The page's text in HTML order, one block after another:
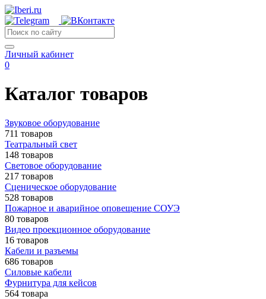
Личный кабинет
0
Каталог товаров
Звуковое оборудование
711 товаров
Театральный свет
148 товаров
Световое оборудование
217 товаров
Сценическое оборудование
528 товаров
Пожарное и аварийное оповещение СОУЭ
80 товаров
Видео проекционное оборудование
16 товаров
Кабели и разъемы
686 товаров
Силовые кабели
Фурнитура для кейсов
564 товара